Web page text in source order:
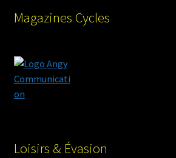
Magazines Cycles
Loisirs & Évasion